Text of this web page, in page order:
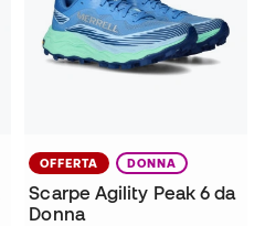
OFFERTA DONNA
Scarpe Agility Peak 6 da
Donna